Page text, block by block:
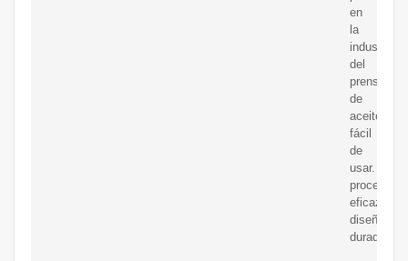
en
la
industria
del
prensado
de
aceite.
fácil
de
usar.
proceso
eficaz.
diseño
duradero